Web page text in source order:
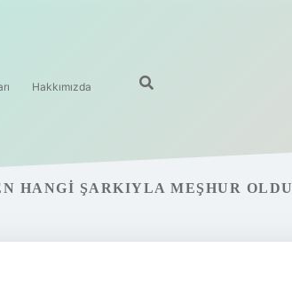
Hakkımızda
HANGI ŞARKIYLA MEŞHUR OLDU